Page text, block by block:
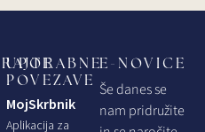
UPORABNE
POVEZAVE
MojSkrbnik
Aplikacija za
E-NOVICE
Še danes se
nam pridružite